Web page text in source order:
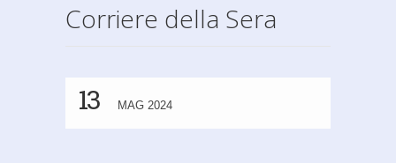
Corriere della Sera
13 MAG 2024